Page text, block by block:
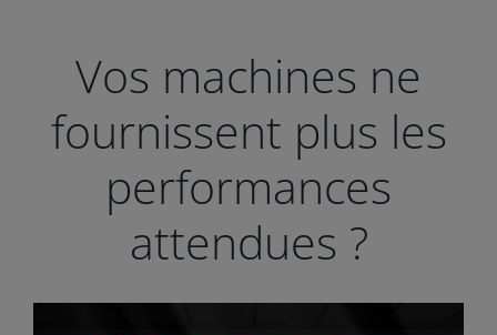
Vos machines ne
fournissent plus les
performances
attendues ?